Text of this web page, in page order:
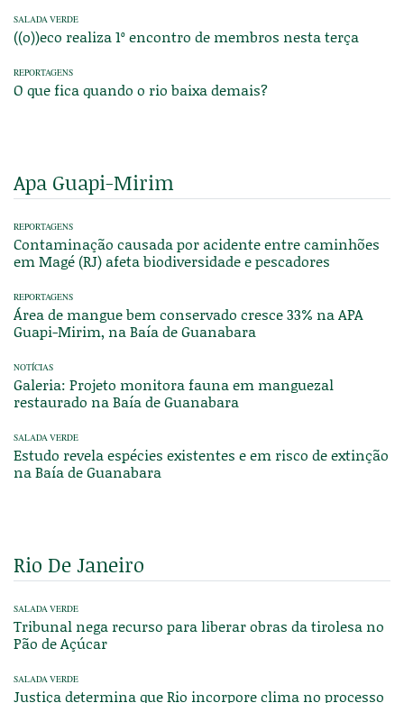
SALADA VERDE
((o))eco realiza 1º encontro de membros nesta terça
REPORTAGENS
O que fica quando o rio baixa demais?
Apa Guapi-Mirim
REPORTAGENS
Contaminação causada por acidente entre caminhões
em Magé (RJ) afeta biodiversidade e pescadores
REPORTAGENS
Área de mangue bem conservado cresce 33% na APA
Guapi-Mirim, na Baía de Guanabara
NOTÍCIAS
Galeria: Projeto monitora fauna em manguezal
restaurado na Baía de Guanabara
SALADA VERDE
Estudo revela espécies existentes e em risco de extinção
na Baía de Guanabara
Rio De Janeiro
SALADA VERDE
Tribunal nega recurso para liberar obras da tirolesa no
Pão de Açúcar
SALADA VERDE
Justiça determina que Rio incorpore clima no processo